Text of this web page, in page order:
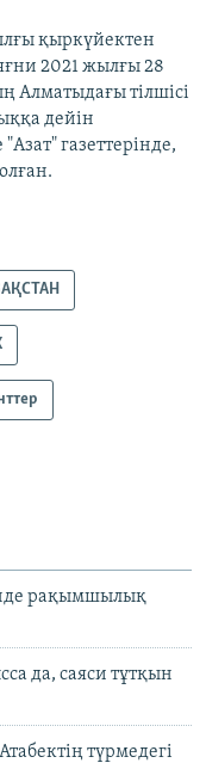
қыркүйектен
2021 жылғы 28
Алматыдағы тілшісі
дейін
газеттерінде,
рақымшылық
да, саяси тұтқын
түрмедегі